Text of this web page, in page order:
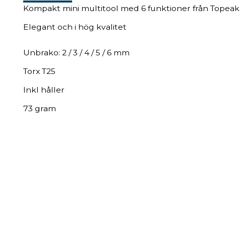
Kompakt mini multitool med 6 funktioner från Topeak
Elegant och i hög kvalitet
Unbrako: 2 / 3 / 4 / 5 / 6 mm
Torx T25
Inkl håller
73 gram